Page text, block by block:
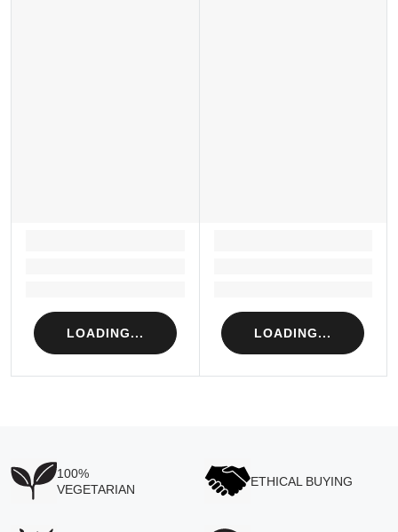
LOADING... LOADING...
100%
VEGETARIAN
ETHICAL BUYING